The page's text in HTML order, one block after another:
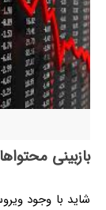
بازبینی
شاید با وجود